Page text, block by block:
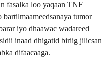
fasalka loo yaqaan TNF
tumor
iyo dhaawac wadareed
inaad dhigatid biriig jilicsan
difaacaaga.